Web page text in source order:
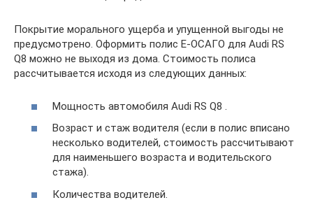
Покрытие морального ущерба и упущенной выгоды не
предусмотрено. Оформить полис Е-ОСАГО для Audi RS
Q8 можно не выходя из дома. Стоимость полиса
рассчитывается исходя из следующих данных:
Мощность автомобиля Audi RS Q8 .
Возраст и стаж водителя (если в полис вписано
несколько водителей, стоимость рассчитывают
для наименьшего возраста и водительского
стажа).
Количества водителей.